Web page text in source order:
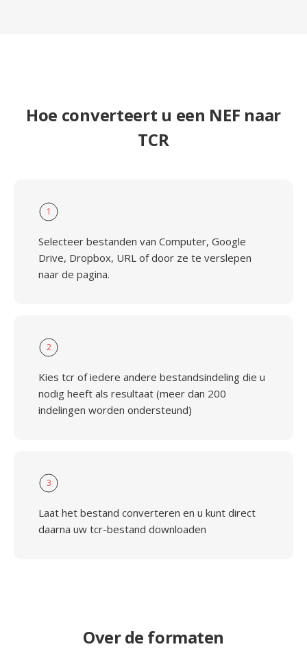
Hoe converteert u een NEF naar
TCR
1
Selecteer bestanden van Computer, Google
Drive, Dropbox, URL of door ze te verslepen
naar de pagina.
2
Kies tcr of iedere andere bestandsindeling die u
nodig heeft als resultaat (meer dan 200
indelingen worden ondersteund)
3
Laat het bestand converteren en u kunt direct
daarna uw tcr-bestand downloaden
Over de formaten